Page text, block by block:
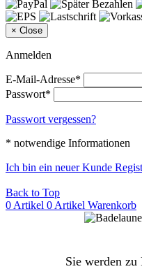
× Close
Anmelden
E-Mail-Adresse*
Passwort*
Passwort vergessen?
* notwendige Informationen
Ich bin ein neuer Kunde
Back to Top
0 Artikel 0 Artikel Warenkorb
Sie werden